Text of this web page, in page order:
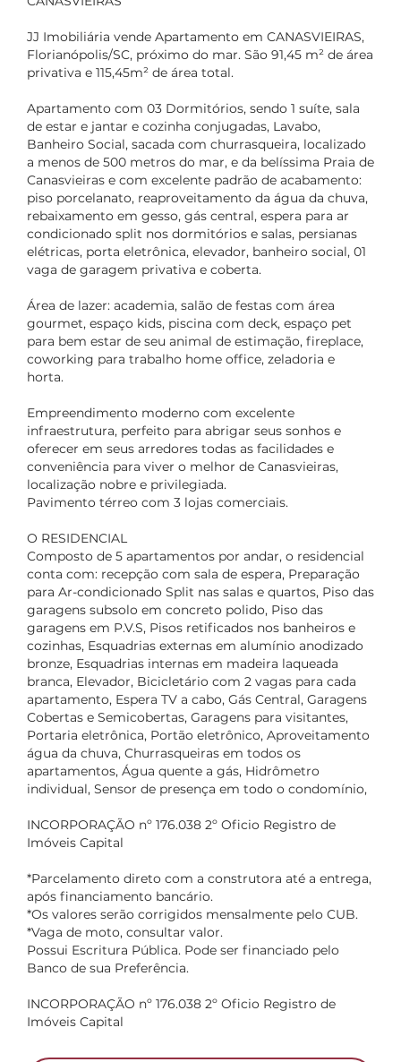
JJ Imobiliária vende Apartamento em CANASVIEIRAS,
Florianópolis/SC, próximo do mar. São 91,45 m² de área
privativa e 115,45m² de área total.
Apartamento com 03 Dormitórios, sendo 1 suíte, sala
de estar e jantar e cozinha conjugadas, Lavabo,
Banheiro Social, sacada com churrasqueira, localizado
a menos de 500 metros do mar, e da belíssima Praia de
Canasvieiras e com excelente padrão de acabamento:
piso porcelanato, reaproveitamento da água da chuva,
rebaixamento em gesso, gás central, espera para ar
condicionado split nos dormitórios e salas, persianas
elétricas, porta eletrônica, elevador, banheiro social, 01
vaga de garagem privativa e coberta.
Área de lazer: academia, salão de festas com área
gourmet, espaço kids, piscina com deck, espaço pet
para bem estar de seu animal de estimação, fireplace,
coworking para trabalho home office, zeladoria e
horta.
Empreendimento moderno com excelente
infraestrutura, perfeito para abrigar seus sonhos e
oferecer em seus arredores todas as facilidades e
conveniência para viver o melhor de Canasvieiras,
localização nobre e privilegiada.
Pavimento térreo com 3 lojas comerciais.
O RESIDENCIAL
Composto de 5 apartamentos por andar, o residencial
conta com: recepção com sala de espera, Preparação
para Ar-condicionado Split nas salas e quartos, Piso das
garagens subsolo em concreto polido, Piso das
garagens em P.V.S, Pisos retificados nos banheiros e
cozinhas, Esquadrias externas em alumínio anodizado
bronze, Esquadrias internas em madeira laqueada
branca, Elevador, Bicicletário com 2 vagas para cada
apartamento, Espera TV a cabo, Gás Central, Garagens
Cobertas e Semicobertas, Garagens para visitantes,
Portaria eletrônica, Portão eletrônico, Aproveitamento
água da chuva, Churrasqueiras em todos os
apartamentos, Água quente a gás, Hidrômetro
individual, Sensor de presença em todo o condomínio,
INCORPORAÇÃO nº 176.038 2º Oficio Registro de
Imóveis Capital
*Parcelamento direto com a construtora até a entrega,
após financiamento bancário.
*Os valores serão corrigidos mensalmente pelo CUB.
*Vaga de moto, consultar valor.
Possui Escritura Pública. Pode ser financiado pelo
Banco de sua Preferência.
INCORPORAÇÃO nº 176.038 2º Oficio Registro de
Imóveis Capital